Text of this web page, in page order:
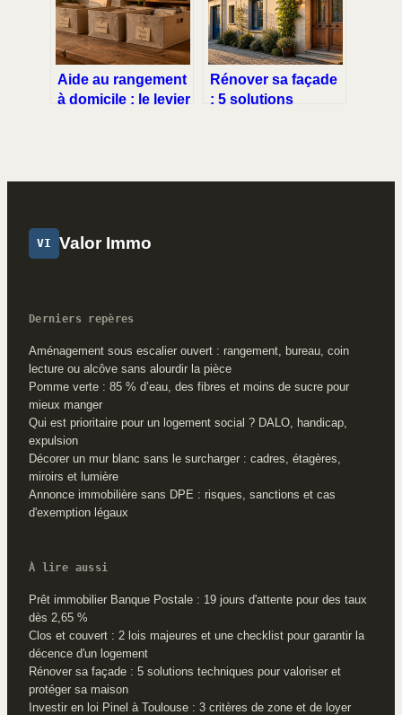
Aide au rangement
à domicile : le levier
Rénover sa façade
: 5 solutions
VI Valor Immo
Derniers repères
Aménagement sous escalier ouvert : rangement, bureau, coin
lecture ou alcôve sans alourdir la pièce
Pomme verte : 85 % d’eau, des fibres et moins de sucre pour
mieux manger
Qui est prioritaire pour un logement social ? DALO, handicap,
expulsion
Décorer un mur blanc sans le surcharger : cadres, étagères,
miroirs et lumière
Annonce immobilière sans DPE : risques, sanctions et cas
d'exemption légaux
À lire aussi
Prêt immobilier Banque Postale : 19 jours d'attente pour des taux
dès 2,65 %
Clos et couvert : 2 lois majeures et une checklist pour garantir la
décence d'un logement
Rénover sa façade : 5 solutions techniques pour valoriser et
protéger sa maison
Investir en loi Pinel à Toulouse : 3 critères de zone et de loyer